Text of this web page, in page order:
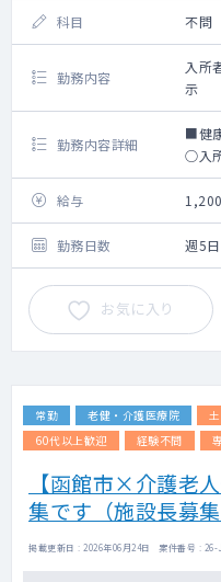
科目 不問
勤務内容
入所
示
勤務内容詳細
■健
○入
断、
○通
リ会
○訪
ビリ
○慢
○栄
○入
○オ
ら
○利
の具
■医
○老
給与
勤務日数 週5日
お気に入り
常勤 老健・介護医療院
60代以上歓迎
経験不問
【函館市×介護老
集です（施設長募集
掲載更新日 : 2026年06月24日 案件番号 : 26-